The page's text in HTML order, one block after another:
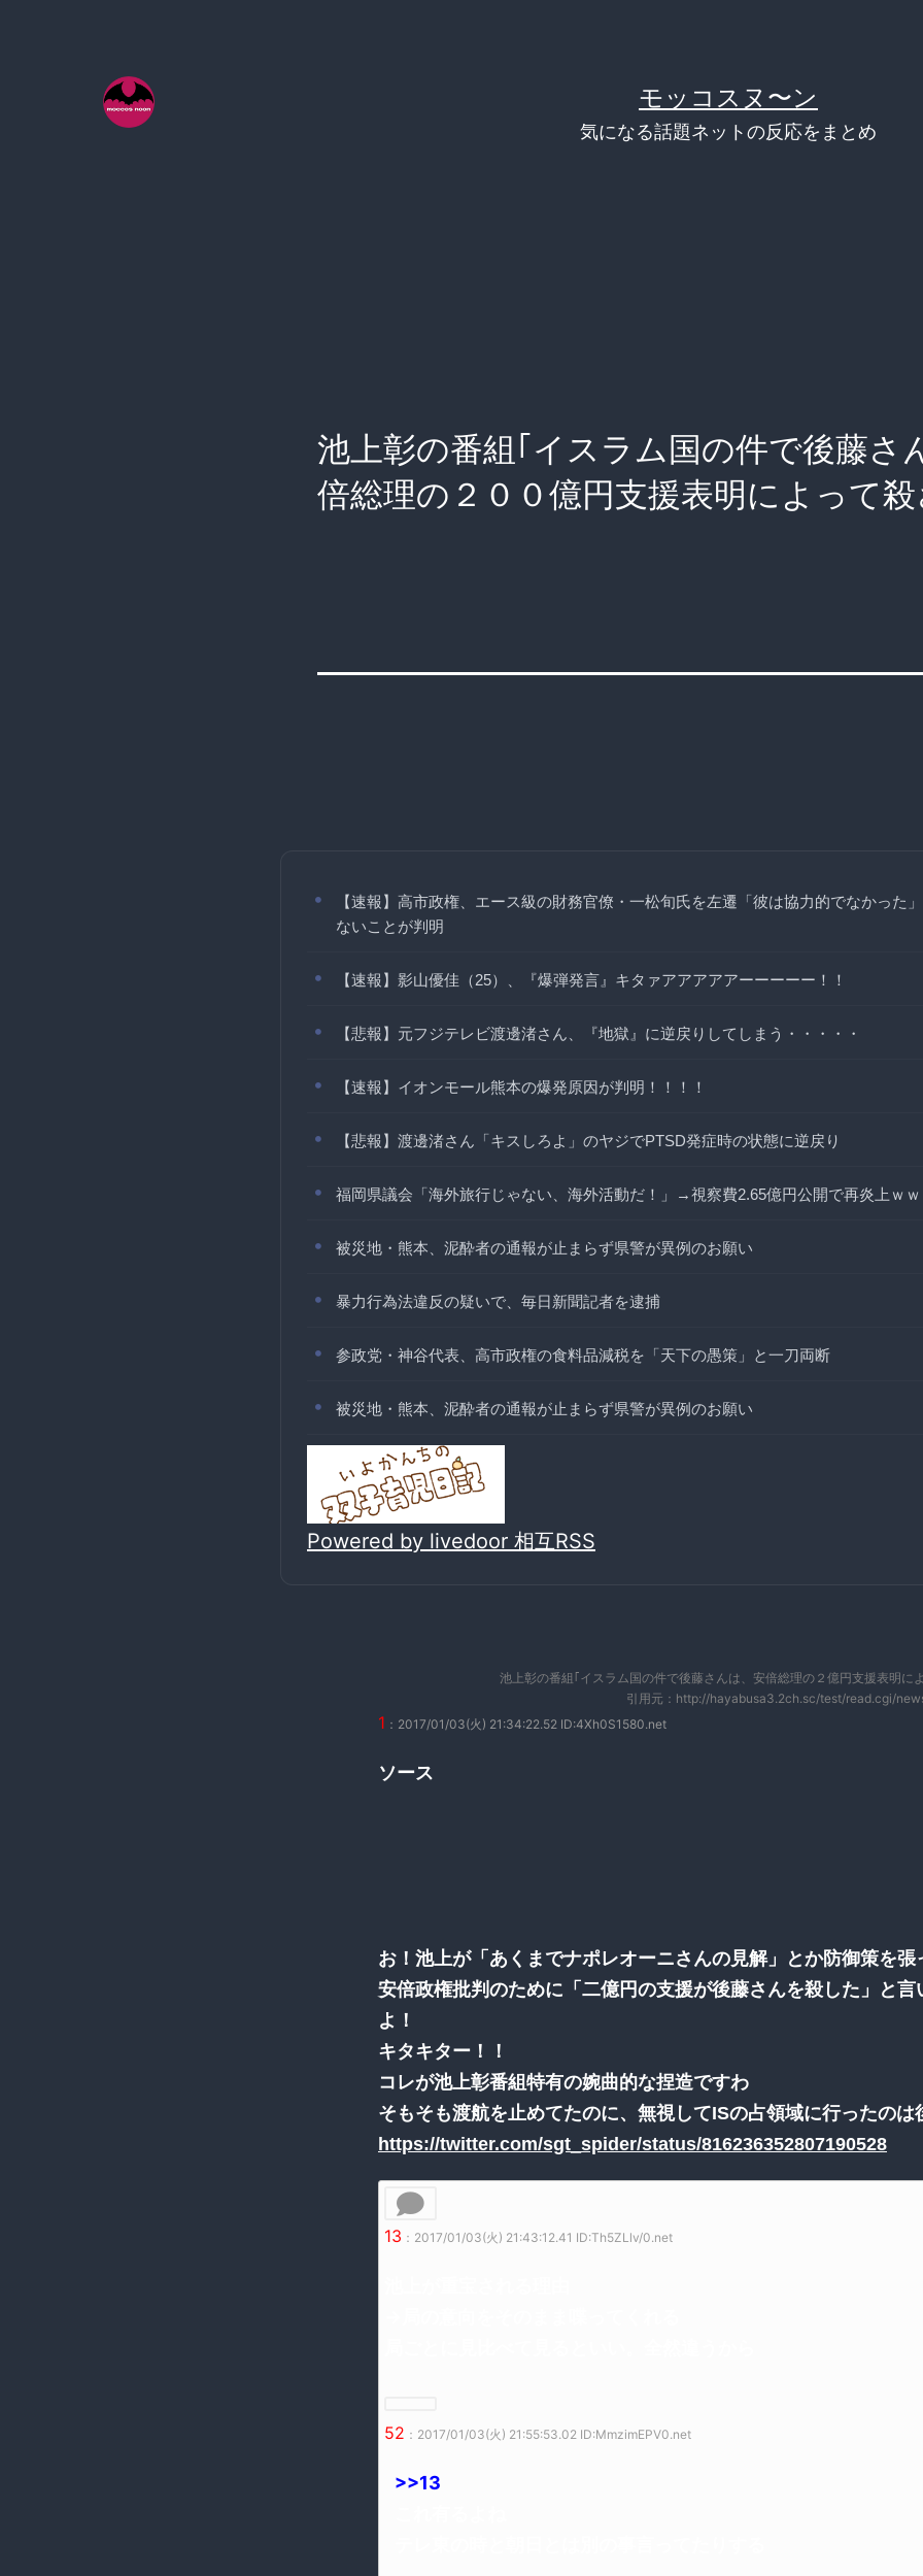
モッコスヌ〜ン
気になる話題ネットの反応をまとめ
池上彰の番組｢イスラム国の件で後藤さ
倍総理の２００億円支援表明によって
【速報】高市政権、エース級の財務官僚・一松旬氏を左遷「彼は協力的でなかった
ないことが判明
【速報】影山優佳（25）、『爆弾発言』キタァアアアアアーーーーー！！
【悲報】元フジテレビ渡邊渚さん、『地獄』に逆戻りしてしまう・・・・・
【速報】イオンモール熊本の爆発原因が判明！！！！
【悲報】渡邊渚さん「キスしろよ」のヤジでPTSD発症時の状態に逆戻り
福岡県議会「海外旅行じゃない、海外活動だ！」→視察費2.65億円公開で再炎上ｗ
被災地・熊本、泥酔者の通報が止まらず県警が異例のお願い
暴力行為法違反の疑いで、毎日新聞記者を逮捕
参政党・神谷代表、高市政権の食料品減税を「天下の愚策」と一刀両断
被災地・熊本、泥酔者の通報が止まらず県警が異例のお願い
Powered by livedoor 相互RSS
池上彰の番組｢イスラム国の件で後藤さんは、安倍総理の２億円支援表明に
引用元：http://hayabusa3.2ch.sc/test/read.cgi/
1 ：2017/01/03(火) 21:34:22.52 ID:4Xh0S1580.net
ソース
お！池上が「あくまでナポレオーニさんの見解」とか防御策を張
安倍政権批判のために「二億円の支援が後藤さんを殺した」と言
よ！
キタキター！！
コレが池上彰番組特有の婉曲的な捏造ですわ
そもそも渡航を止めてたのに、無視してISの占領域に行ったのは
https://twitter.com/sgt_spider/status/816236352807190528
13 ：2017/01/03(火) 21:43:12.41 ID:Th5ZLlv/0.net
52 ：2017/01/03(火) 21:55:53.02 ID:MmzimEPV0.net
>>13